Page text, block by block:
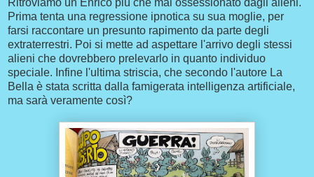
Ritroviamo un Enrico più che mai ossessionato dagli alieni.
Prima tenta una regressione ipnotica su sua moglie, per
farsi raccontare un presunto rapimento da parte degli
extraterrestri. Poi si mette ad aspettare l'arrivo degli stessi
alieni che dovrebbero prelevarlo in quanto individuo
speciale. Infine l'ultima striscia, che secondo l'autore La
Bella è stata scritta dalla famigerata intelligenza artificiale,
ma sarà veramente così?